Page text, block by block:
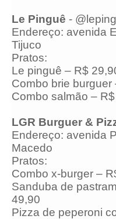
Le Pinguê -
Endereço: avenida
Tijuco
Pratos:
Le pinguê – R$
Combo brie burguer
Combo salmão –
LGR Burguer &
Endereço: avenida
Macedo
Pratos:
Combo x-burger –
Sanduba de
49,90
Pizza de peperoni